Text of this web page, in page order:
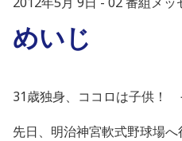
めいじ
31歳独身、ココロは子供！
先日、明治神宮軟式野球場へ